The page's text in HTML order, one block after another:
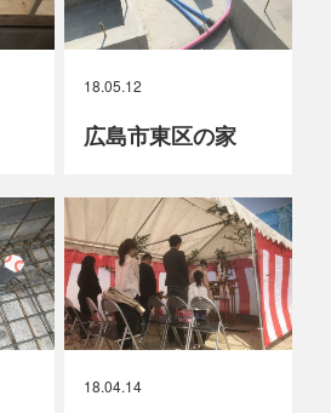
18.05.12
広島市東区の家
18.04.14